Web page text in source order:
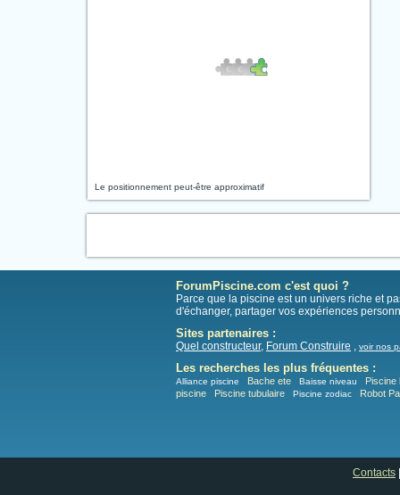
Le positionnement peut-être approximatif
ForumPiscine.com c'est quoi ?
Parce que la piscine est un univers riche et
d'échanger, partager vos expériences
Sites partenaires :
Quel constructeur, Forum Construire , voir nos
Les recherches les plus fréquentes :
Alliance piscine Bache ete Baisse niveau
Piscine
piscine
Piscine tubulaire Piscine zodiac Robot
Contacts